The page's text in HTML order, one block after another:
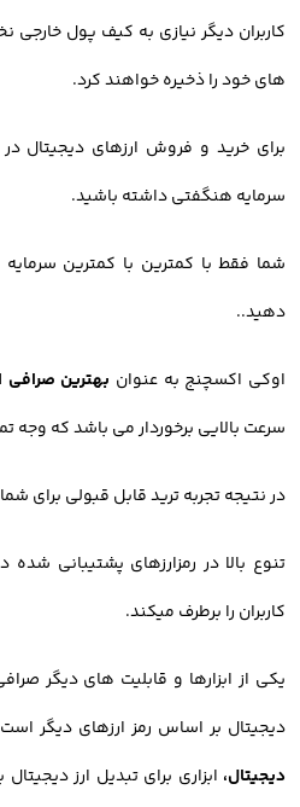
کاربران دیگر نیازی به کیف پول خارجی
های خود را ذخیره خواهند کرد.
برای خرید و فروش ارزهای دیجیتال
سرمایه هنگفتی داشته باشید.
شما فقط با کمترین با کمترین سرمایه
دهید..
اوکی اکسچنج به عنوان بهترین صرافی
سرعت بالایی برخوردار می باشد که وجه
در نتیجه تجربه ترید قابل قبولی برای
تنوع بالا در رمزارزهای پشتیبانی
کاربران را برطرف میکند.
یکی از ابزارها و قابلیت های دیگر
دیجیتال بر اساس رمز ارزهای دیگر
دیجیتال، ابزاری برای تبدیل ارز